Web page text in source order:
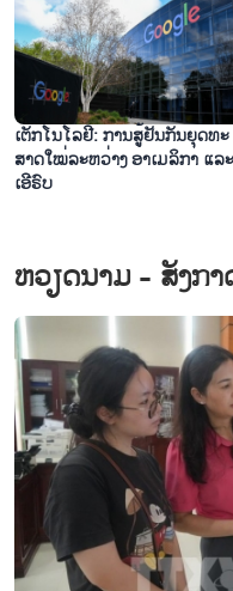
ຄົ້ນຫາຄວາມງາມແບບເລິກລັບ
ທ່ອງທ່ຽວ ວິ້ງລອງ: ສືບຕໍ່ຂຽນ
ດິນເຜົາ”
ເຕັກ​ໂນ​ໂລ​ຢີ: ການ​ສູ້​ຢັນ​ກັນ​ຍຸດ​ທະ​
ສາດ​ໃໝ່​ລະ​ຫວ່າງ ອາ​ເມ​ລິ​ກາ ແລະ
ເອີ​ຣົບ
ຫວຽດ​ນາມ - ສັງ​ກ